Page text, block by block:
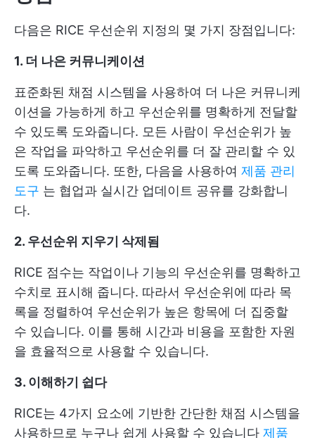
다음은 RICE 우선순위 지정의 몇 가지 장점입니다:
1. 더 나은 커뮤니케이션
표준화된 채점 시스템을 사용하여 더 나은 커뮤니케
이션을 가능하게 하고 우선순위를 명확하게 전달할
수 있도록 도와줍니다. 모든 사람이 우선순위가 높
은 작업을 파악하고 우선순위를 더 잘 관리할 수 있
도록 도와줍니다. 또한, 다음을 사용하여 제품 관리
도구 는 협업과 실시간 업데이트 공유를 강화합니
다.
2. 우선순위 지우기 삭제됨
RICE 점수는 작업이나 기능의 우선순위를 명확하고
수치로 표시해 줍니다. 따라서 우선순위에 따라 목
록을 정렬하여 우선순위가 높은 항목에 더 집중할
수 있습니다. 이를 통해 시간과 비용을 포함한 자원
을 효율적으로 사용할 수 있습니다.
3. 이해하기 쉽다
RICE는 4가지 요소에 기반한 간단한 채점 시스템을
사용하므로 누구나 쉽게 사용할 수 있습니다 제품